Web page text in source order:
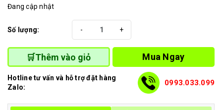
Đang cập nhật
Số lượng: +
-
🛒Thêm vào giỏ Mua Ngay
Hotline tư vấn và hỗ trợ đặt hàng
Zalo:
0993.033.099